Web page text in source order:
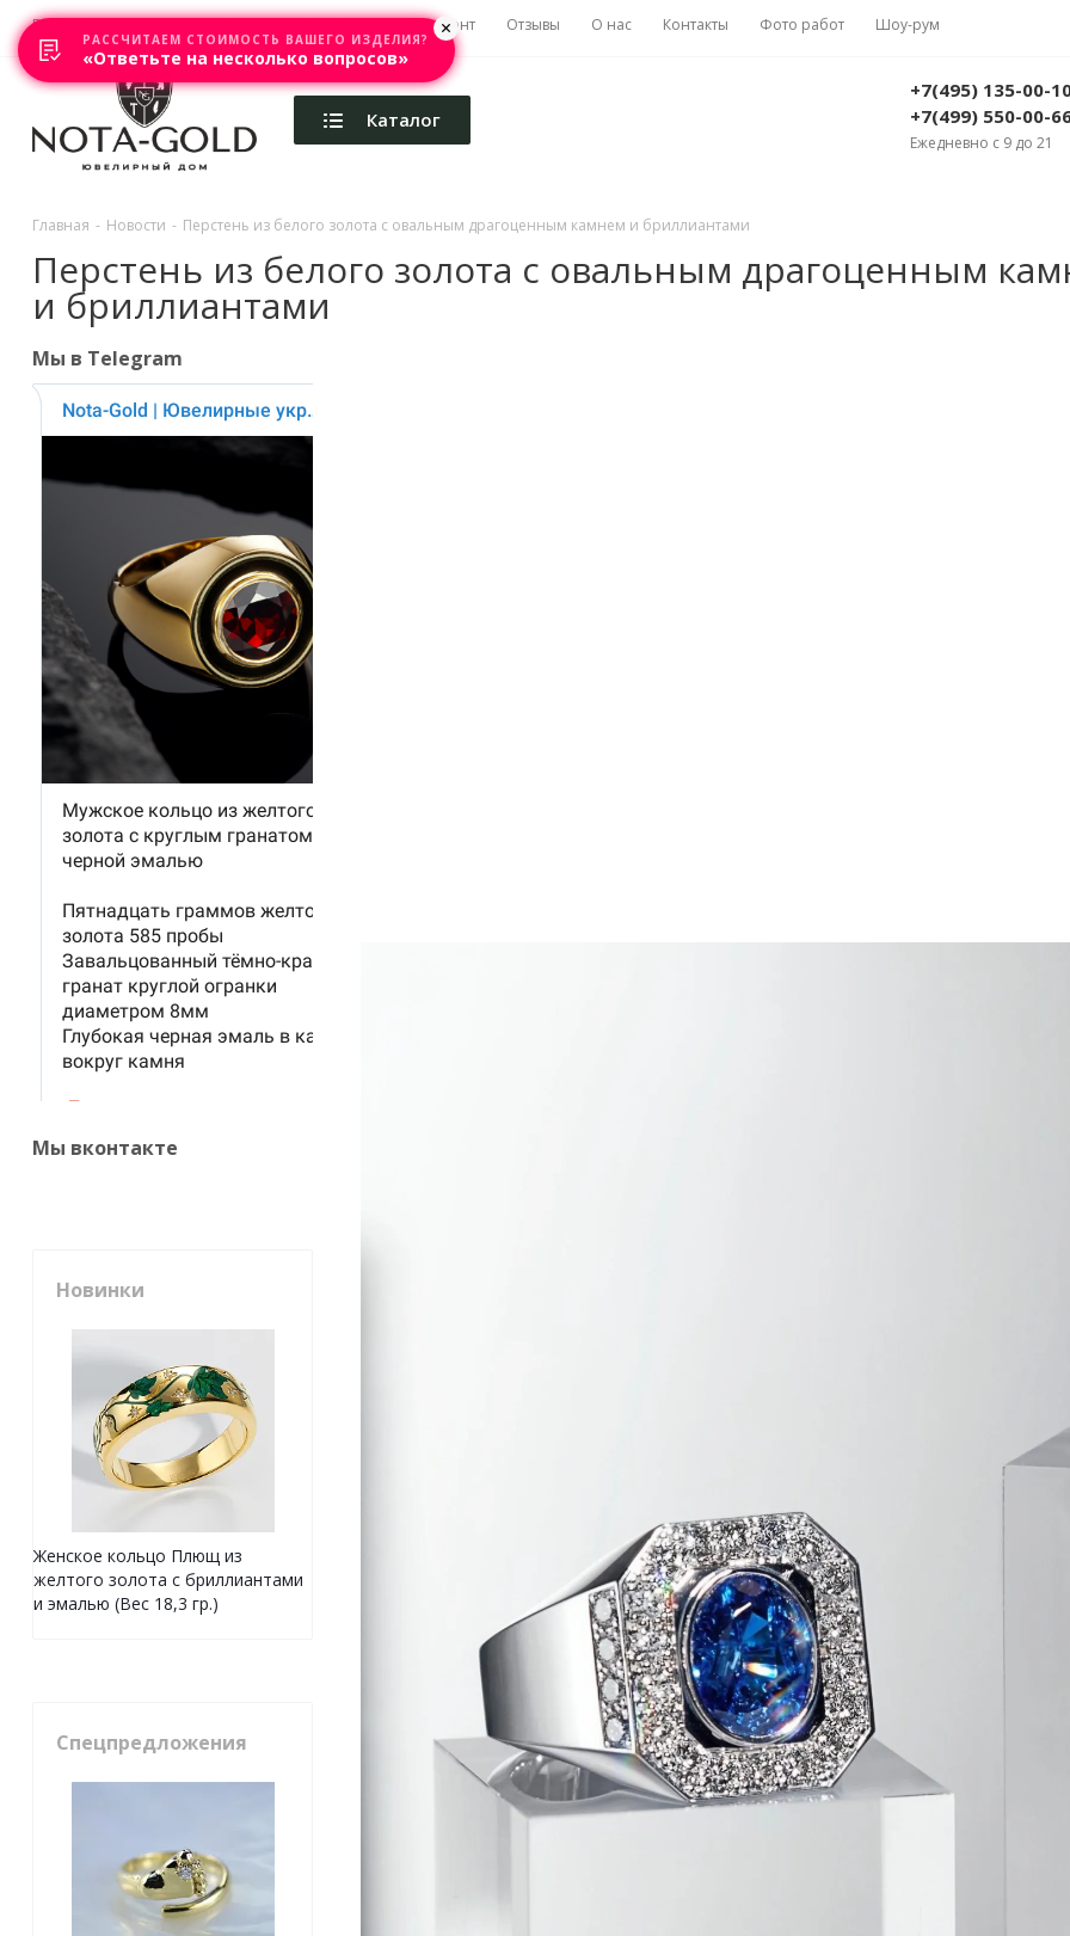
Главная Акции Каталоги Изготовление Ремонт Отзывы О нас Контакты Фото работ Шоу-рум
Каталог
+7(495) 135-00-
+7(499) 550-00-
Ежедневно с 9 до 21
Главная - Новости - Перстень из белого золота с овальным драгоценным камнем и бриллиантами
Перстень из белого золота с овальным драгоценным
и бриллиантами
Мы в Telegram
Мы вконтакте
Новинки
Женское кольцо Плющ из
желтого золота с бриллиантами
и эмалью (Вес 18,3 гр.)
Спецпредложения
РАССЧИТАЕМ СТОИМОСТЬ ВАШЕГО ИЗДЕЛИЯ?
«Ответьте на несколько вопросов»